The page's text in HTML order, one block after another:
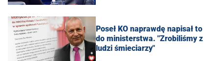
Poseł KO naprawdę napisał to
do ministerstwa. "Zrobiliśmy z
ludzi śmieciarzy"